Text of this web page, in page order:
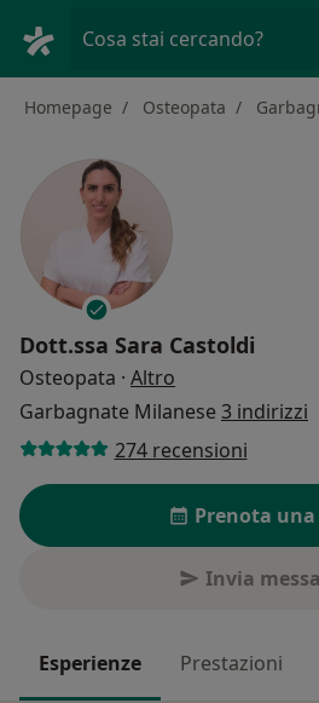
Cosa stai cercando?
Homepage Osteopata
Dott.ssa Sara Castoldi
Osteopata · Altro
Garbagnate Milanese 3 indirizzi
274 recensioni
Prenota
Invia
Esperienze Prestazioni